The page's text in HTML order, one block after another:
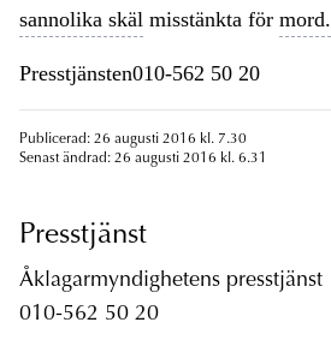
sannolika skäl misstänkta för mord.
Presstjänsten010-562 50 20
Publicerad: 26 augusti 2016 kl. 7.30
Senast ändrad: 26 augusti 2016 kl. 6.31
Presstjänst
Åklagarmyndighetens presstjänst
010-562 50 20